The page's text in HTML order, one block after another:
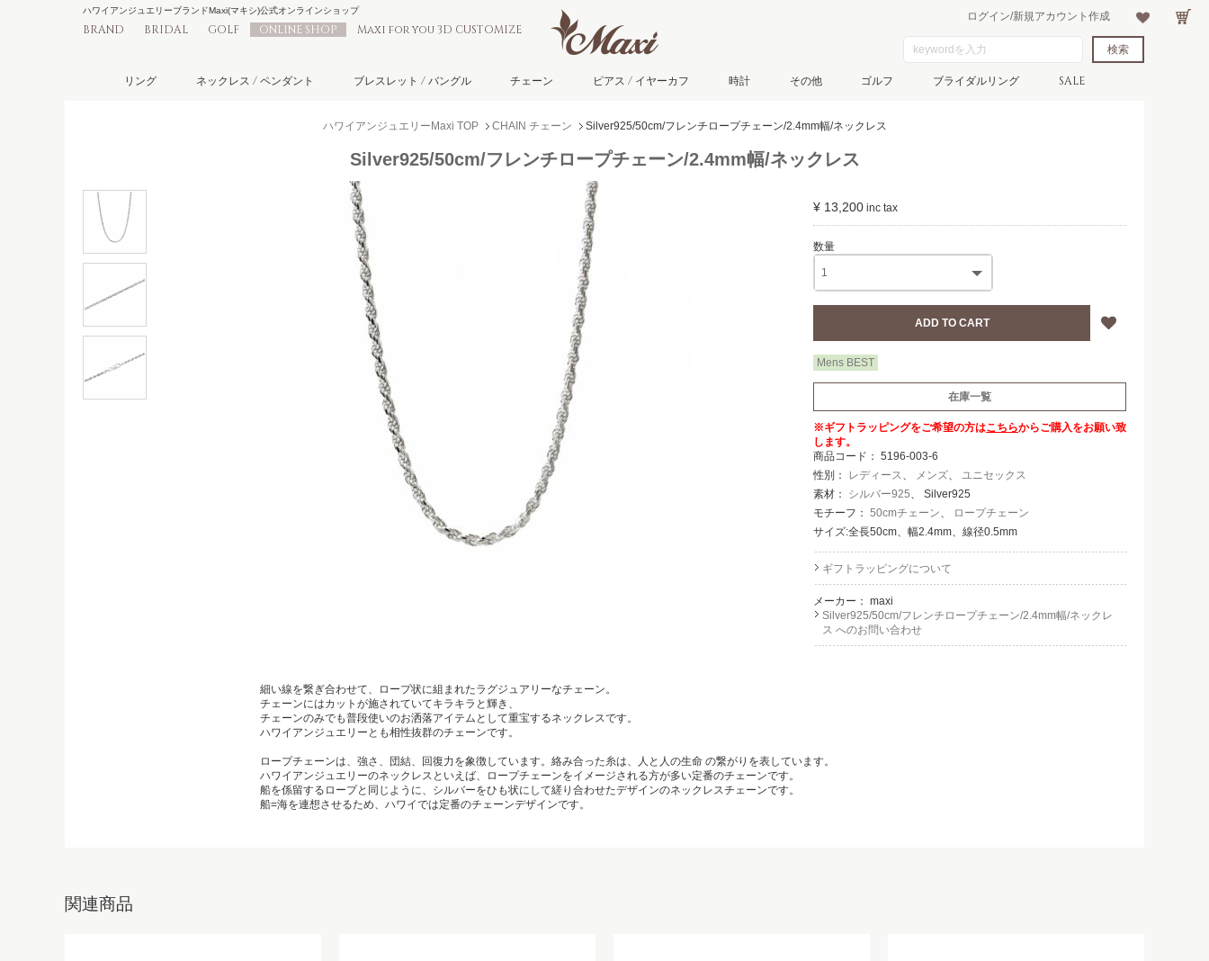
BRAND BRIDAL GOLF ONLINE SHOP Maxi for you 3D CUSTOMIZE
ハワイアンジュエリーブランドMaxi(マキシ)公式オンラインショップ
リング ネックレス / ペンダント ブレスレット / バングル チェーン ピアス / イヤーカフ 時計 その他 ゴルフ ブライダルリング SALE
ハワイアンジュエリーMaxi TOP CHAIN チェーン Silver925/50cm/フレンチロープチェーン/2.4mm幅/ネックレス
Silver925/50cm/フレンチロープチェーン/2.4mm幅/ネックレス
¥ 13,200
Mens BEST
在庫一覧
※ギフトラッピングをご希望の方はこちらからご購入をお願い致
します。
商品コード： 5196-003-6
性別：
レディース、 メンズ、 ユニセックス
素材： シルバー925、 Silver925
モチーフ： 50cmチェーン、
ロープチェーン
サイズ:全長50cm、幅2.4mm、線径0.5mm
ギフトラッピングについて
メーカー： maxi
Silver925/50cm/フレンチロープチェーン/2.4mm幅/ネックレ
ス へのお問い合わせ
細い線を繋ぎ合わせて、ロープ状に組まれたラグジュアリーなチェーン。
チェーンにはカットが施されていてキラキラと輝き、
チェーンのみでも普段使いのお洒落アイテムとして重宝するネックレスです。
ハワイアンジュエリーとも相性抜群のチェーンです。
ロープチェーンは、強さ、団結、回復力を象徴しています。絡み合った糸は、人と人の生命 の繋がりを表しています。
ハワイアンジュエリーのネックレスといえば、ロープチェーンをイメージされる方が多い定番のチェーンです。
船を係留するロープと同じように、シルバーをひも状にして縒り合わせたデザインのネックレスチェーンです。
船=海を連想させるため、ハワイでは定番のチェーンデザインです。
関連商品
ログイン/新規アカウント作成